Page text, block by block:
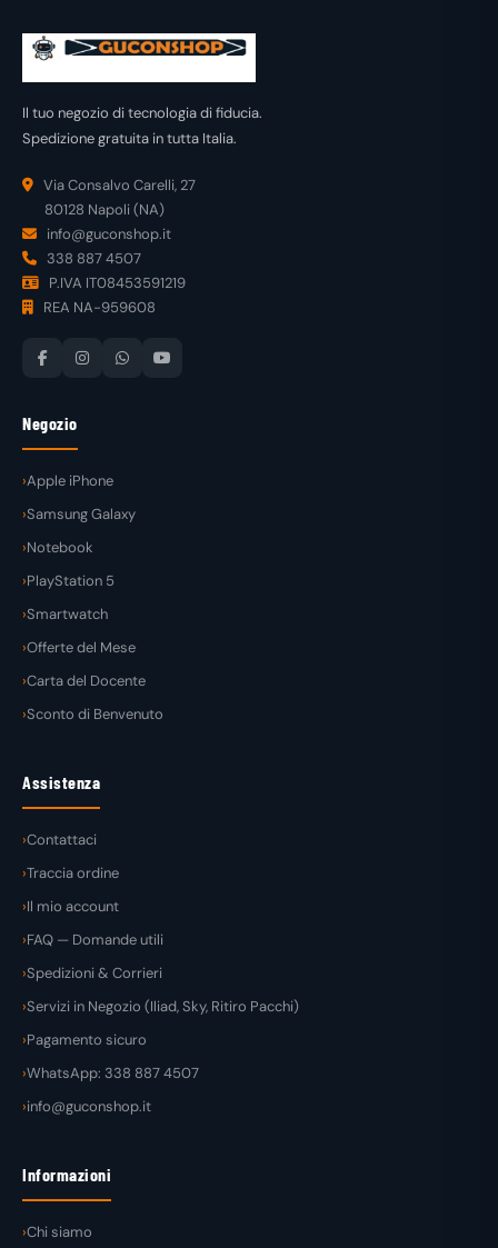
Il tuo negozio di tecnologia di fiducia.
Spedizione gratuita in tutta Italia.
Via Consalvo Carelli, 27
80128 Napoli (NA)
info@guconshop.it
338 887 4507
P.IVA IT08453591219
REA NA-959608
Negozio
Apple iPhone
Samsung Galaxy
Notebook
PlayStation 5
Smartwatch
Offerte del Mese
Carta del Docente
Sconto di Benvenuto
Assistenza
Contattaci
Traccia ordine
Il mio account
FAQ — Domande utili
Spedizioni & Corrieri
Servizi in Negozio (Iliad, Sky, Ritiro Pacchi)
Pagamento sicuro
WhatsApp: 338 887 4507
info@guconshop.it
Informazioni
Chi siamo